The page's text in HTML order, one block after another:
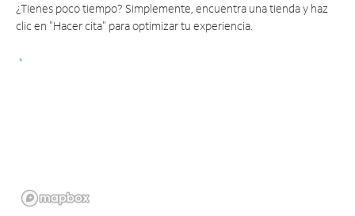
¿Tienes poco tiempo? Simplemente, encuentra una tienda y haz
clic en "Hacer cita" para optimizar tu experiencia.